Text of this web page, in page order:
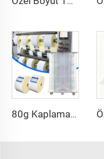
80g Kaplamalı Yarı Parlak Kağıt Termal Transfer Etiketi Sıcak Erime Kendinden Yapışkanlı Kağıt Ham Madde Jumbo Rulo Etiket Stoku Etiket